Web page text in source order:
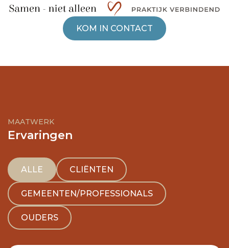
KOM IN CONTACT
MAATWERK
Ervaringen
ALLE CLIËNTEN
GEMEENTEN/PROFESSIONALS
OUDERS